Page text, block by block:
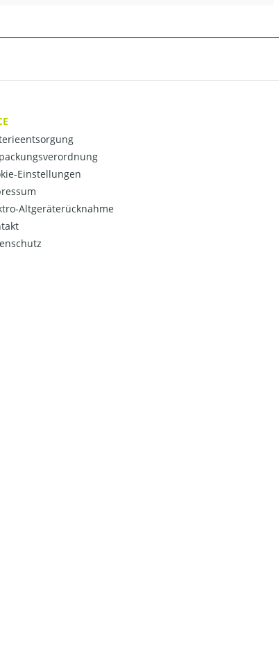
Einstellungen
Altgeräterücknahme